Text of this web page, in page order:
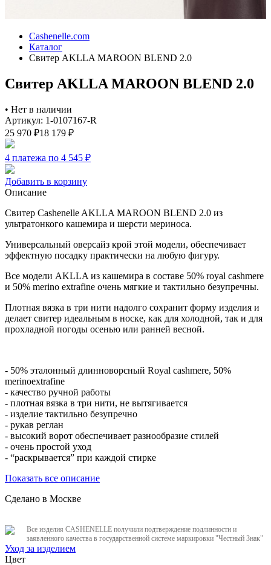
Cashenelle.com
Каталог
Свитер AKLLA MAROON BLEND 2.0
Свитер AKLLA MAROON BLEND 2.0
• Нет в наличии
Артикул: 1-0107167-R
25 970 ₽18 179 ₽
4 платежа по 4 545 ₽
Добавить в корзину
Описание
Свитер Cashenelle AKLLA MAROON BLEND 2.0 из
ультратонкого кашемира и шерсти мериноса.
Универсальный оверсайз крой этой модели, обеспечивает
эффектную посадку практически на любую фигуру.
Все модели AKLLA из кашемира в составе 50% royal cashmere
и 50% merino extrafine очень мягкие и тактильно безупречны.
Плотная вязка в три нити надолго сохранит форму изделия и
делает свитер идеальным в носке, как для холодной, так и для
прохладной погоды осенью или ранней весной.
- 50% эталонный длинноворсный Royal cashmere, 50%
merinoextrafine
- качество ручной работы
- плотная вязка в три нити, не вытягивается
- изделие тактильно безупречно
- рукав реглан
- высокий ворот обеспечивает разнообразие стилей
- очень простой уход
- “раскрывается” при каждой стирке
Показать все описание
Сделано в Москве
Все изделия CASHENELLE получили подтверждение подлинности и
заявленного качества в государственной системе маркировки "Честный Знак"
Уход за изделием
Цвет